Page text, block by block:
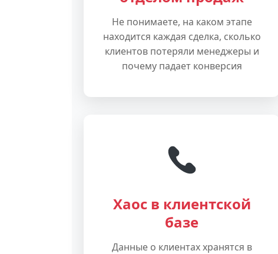
Не понимаете, на каком этапе
находится каждая сделка, сколько
клиентов потеряли менеджеры и
почему падает конверсия
Хаос в клиентской
базе
Данные о клиентах хранятся в